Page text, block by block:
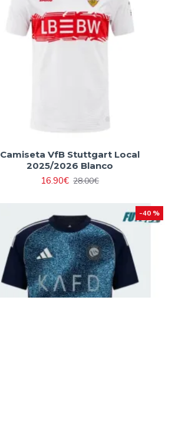
Camiseta VfB Stuttgart Local
2025/2026 Blanco
16.90€ 28.00€
-40 %